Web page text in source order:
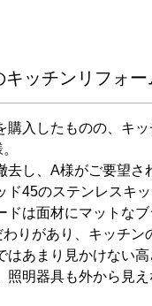
ッチンリフォー
購入したものの、キ
去し、A様がご要望さ
ド45のステンレスキ
ドは面材にマットな
りがあり、キッチン
はあまり見かけない
照明器具も外から見